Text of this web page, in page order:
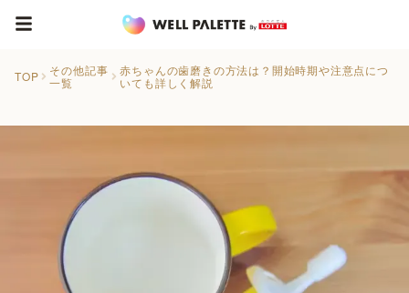
TOP
その他記事
一覧
赤ちゃんの歯磨きの方法は？開始時期や注意点につ
いても詳しく解説